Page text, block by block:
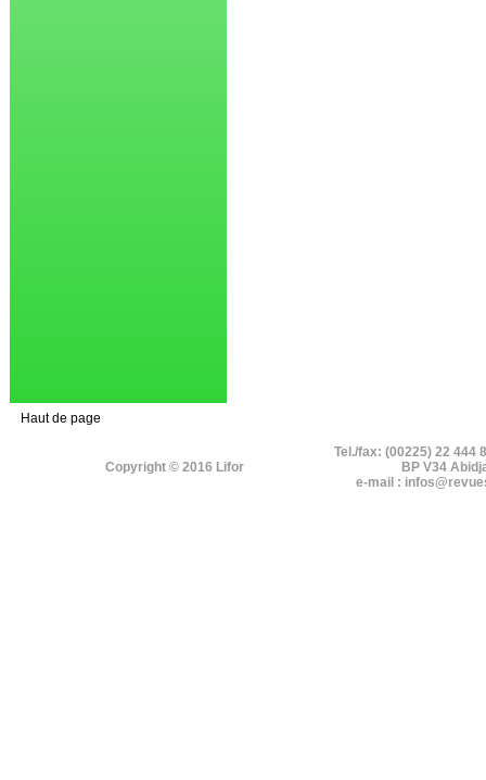
Haut de page
Copyright © 2016 Lifor
Tel./fax: (00225) 22 444
BP V34
e-mail :